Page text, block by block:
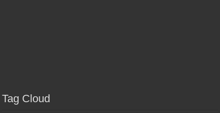
Tag Cloud